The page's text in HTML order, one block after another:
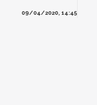
09/04/2020, 14:45